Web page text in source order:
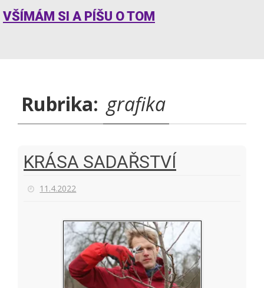
VŠÍMÁM SI A PÍŠU O TOM
Rubrika: grafika
KRÁSA SADAŘSTVÍ
11.4.2022